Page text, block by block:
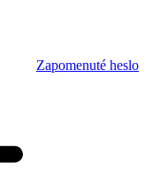
Zapomenuté heslo